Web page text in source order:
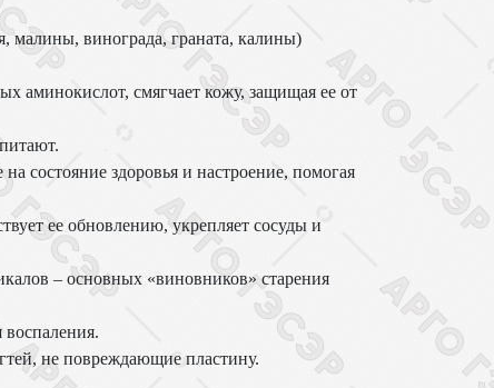
малины, винограда, граната, калины)
аминокислот, смягчает кожу, защищая ее от
состояние здоровья и настроение, помогая
ее обновлению, укрепляет сосуды и
– основных «виновников» старения
воспаления.
не повреждающие пластину.